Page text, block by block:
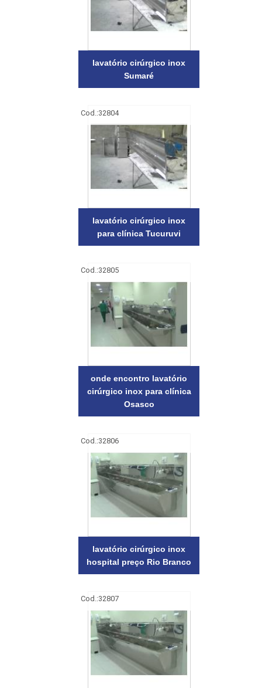
lavatório cirúrgico inox
Sumaré
Cod.:32804
lavatório cirúrgico inox
para clínica Tucuruvi
Cod.:32805
onde encontro lavatório
cirúrgico inox para clínica
Osasco
Cod.:32806
lavatório cirúrgico inox
hospital preço Rio Branco
Cod.:32807